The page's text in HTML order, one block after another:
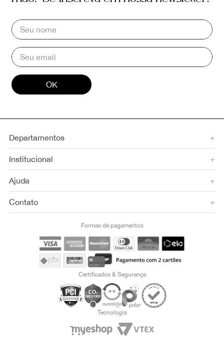
OK
Departamentos +
Institucional +
Ajuda +
Contato +
Formas de pagamentos
Certificados & Segurança
Tecnologia